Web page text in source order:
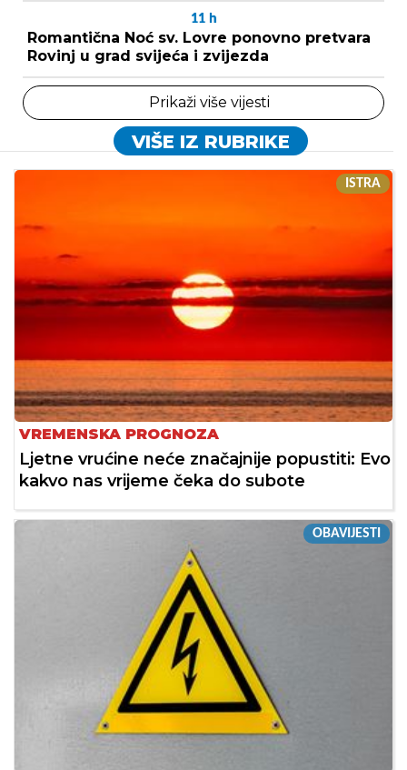
11 h
Romantična Noć sv. Lovre ponovno pretvara
Rovinj u grad svijeća i zvijezda
Prikaži više vijesti
VIŠE IZ RUBRIKE
ISTRA
VREMENSKA PROGNOZA
Ljetne vrućine neće značajnije popustiti: Evo
kakvo nas vrijeme čeka do subote
OBAVIJESTI